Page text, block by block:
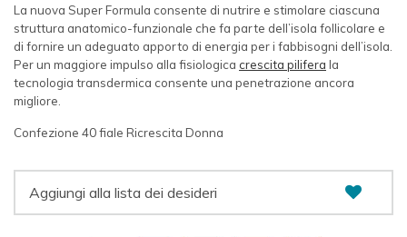
La nuova Super Formula consente di nutrire e stimolare ciascuna
struttura anatomico-funzionale che fa parte dell’isola follicolare e
di fornire un adeguato apporto di energia per i fabbisogni dell’isola.
Per un maggiore impulso alla fisiologica crescita pilifera la
tecnologia transdermica consente una penetrazione ancora
migliore.
Confezione 40 fiale Ricrescita Donna
Aggiungi alla lista dei desideri